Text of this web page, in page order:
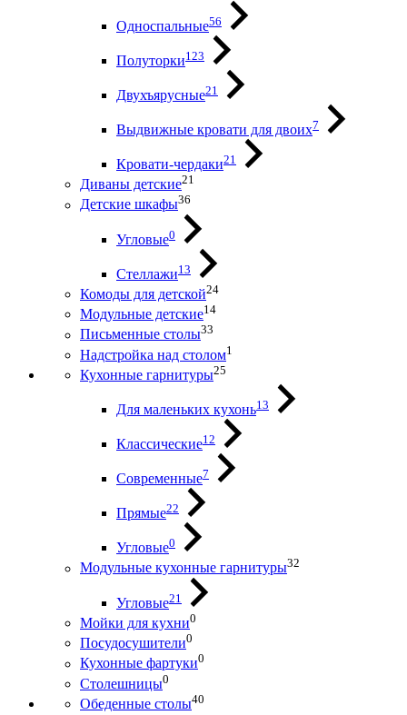
Односпальные56
Полуторки123
Двухъярусные21
Выдвижные кровати для двоих7
Кровати-чердаки21
Диваны детские21
Детские шкафы36
Угловые0
Стеллажи13
Комоды для детской24
Модульные детские14
Письменные столы33
Надстройка над столом1
Кухонные гарнитуры25
Для маленьких кухонь13
Классические12
Современные7
Прямые22
Угловые0
Модульные кухонные гарнитуры32
Угловые21
Мойки для кухни0
Посудосушители0
Кухонные фартуки0
Столешницы0
Обеденные столы40